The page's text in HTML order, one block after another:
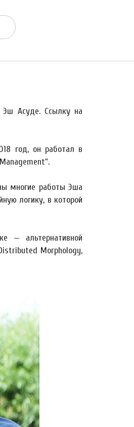
Эш Асуде. Ссылку на
год, он работал в
многие работы Эша
логику, в которой
— альтернативной
Morphology,